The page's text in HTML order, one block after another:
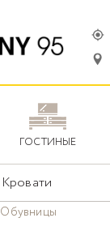
ГОСТИНЫЕ
Кровати
Обувницы